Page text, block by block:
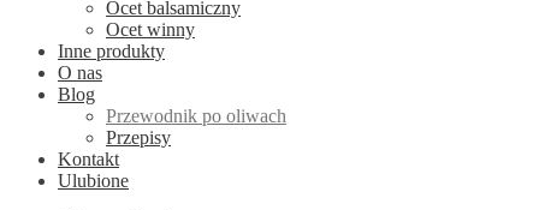
Ocet balsamiczny
Ocet winny
Inne produkty
O nas
Blog
Przewodnik po oliwach
Przepisy
Kontakt
Ulubione